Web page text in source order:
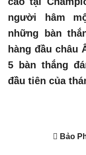
người hâm
những bàn
hàng đầu châu
5 bàn thắng
đầu tiên của
Bảo